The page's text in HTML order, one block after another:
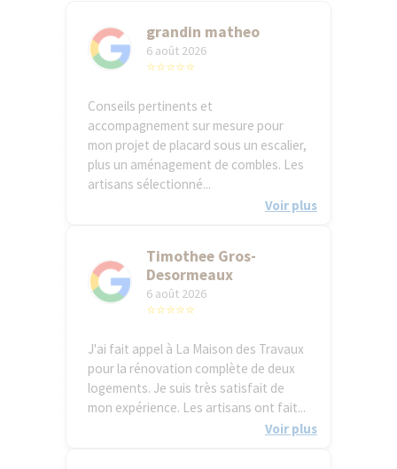
grandin matheo
6 août 2026
⭐⭐⭐⭐⭐
Conseils pertinents et
accompagnement sur mesure pour
mon projet de placard sous un escalier,
plus un aménagement de combles. Les
artisans sélectionné...
Voir plus
Timothee Gros-
Desormeaux
6 août 2026
⭐⭐⭐⭐⭐
J'ai fait appel à La Maison des Travaux
pour la rénovation complète de deux
logements. Je suis très satisfait de
mon expérience. Les artisans ont fait...
Voir plus